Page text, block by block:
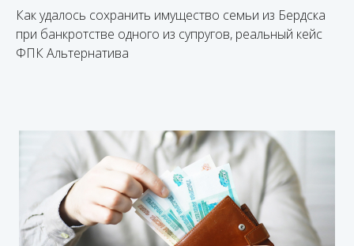
Как удалось сохранить имущество семьи из Бердска
при банкротстве одного из супругов, реальный кейс
ФПК Альтернатива